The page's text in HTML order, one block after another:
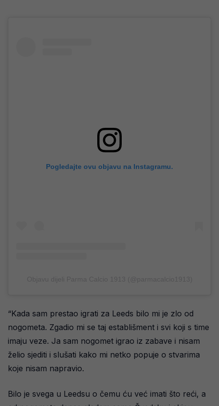
Pogledajte ovu objavu na Instagramu.
“Kada sam prestao igrati za Leeds bilo mi je zlo od
nogometa. Zgadio mi se taj establišment i svi koji s time
imaju veze. Ja sam nogomet igrao iz zabave i nisam
želio sjediti i slušati kako mi netko popuje o stvarima
koje nisam napravio.
Bilo je svega u Leedsu o čemu ću već imati što reći, a